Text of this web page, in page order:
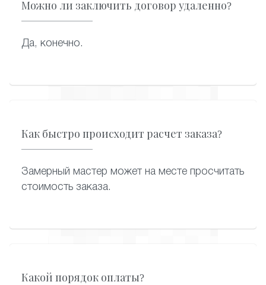
Можно ли заключить договор удаленно?
Да, конечно.
Как быстро происходит расчет заказа?
Замерный мастер может на месте просчитать
стоимость заказа.
Какой порядок оплаты?